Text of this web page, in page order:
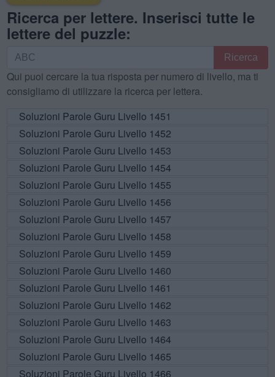
Ricerca per lettere. Inserisci tutte le
lettere del puzzle:
Ricerca
lettere.
Inserisci
tutte
lettere
puzzle:
Ricerca
Qui puoi cercare la tua risposta per numero di livello, ma ti
consigliamo di utilizzare la ricerca per lettera.
Soluzioni Parole Guru Livello 1451
Soluzioni Parole Guru Livello 1452
Soluzioni Parole Guru Livello 1453
Soluzioni Parole Guru Livello 1454
Soluzioni Parole Guru Livello 1455
Soluzioni Parole Guru Livello 1456
Soluzioni Parole Guru Livello 1457
Soluzioni Parole Guru Livello 1458
Soluzioni Parole Guru Livello 1459
Soluzioni Parole Guru Livello 1460
Soluzioni Parole Guru Livello 1461
Soluzioni Parole Guru Livello 1462
Soluzioni Parole Guru Livello 1463
Soluzioni Parole Guru Livello 1464
Soluzioni Parole Guru Livello 1465
Soluzioni Parole Guru Livello 1466